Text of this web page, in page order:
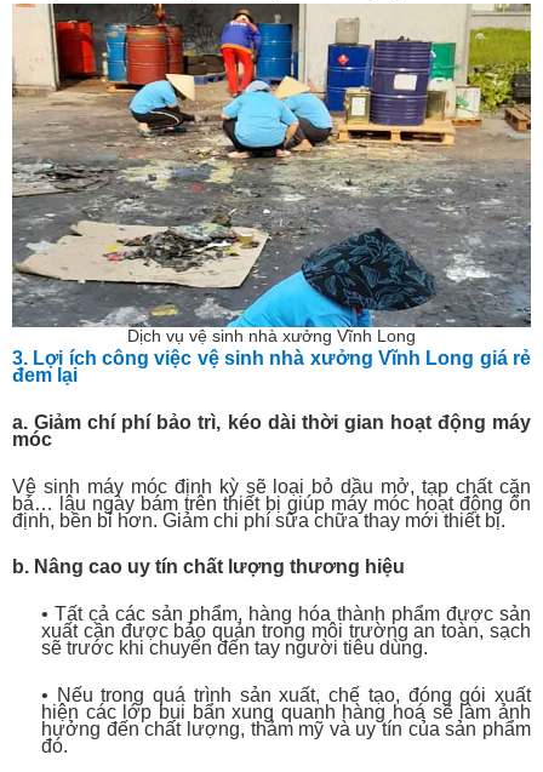
Dịch vụ vệ sinh nhà xưởng Vĩnh Long
3. Lợi ích công việc vệ sinh nhà xưởng Vĩnh Long giá rẻ
đem lại
a. Giảm chí phí bảo trì, kéo dài thời gian hoạt động máy
móc
Vệ sinh máy móc định kỳ sẽ loại bỏ dầu mở, tạp chất cặn
bả… lâu ngày bám trên thiết bị giúp máy móc hoạt động ổn
định, bền bỉ hơn. Giảm chi phí sữa chữa thay mới thiết bị.
b. Nâng cao uy tín chất lượng thương hiệu
• Tất cả các sản phẩm, hàng hóa thành phẩm được sản
xuất cần được bảo quản trong môi trường an toàn, sạch
sẽ trước khi chuyển đến tay người tiêu dùng.
• Nếu trong quá trình sản xuất, chế tạo, đóng gói xuất
hiện các lớp bụi bẩn xung quanh hàng hoá sẽ làm ảnh
hưởng đến chất lượng, thảm mỹ và uy tín của sản phẩm
đó.